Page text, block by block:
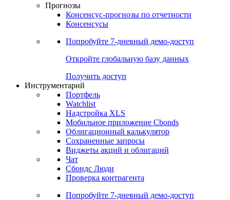
Прогнозы
Консенсус-прогнозы по отчетности
Консенсусы
Попробуйте 7-дневный демо-доступ
Откройте глобальную базу данных
Получить доступ
Инструментарий
Портфель
Watchlist
Надстройка XLS
Мобильное приложение Cbonds
Облигационный калькулятор
Сохраненные запросы
Виджеты акций и облигаций
Чат
Сбондс Люди
Проверка контрагента
Попробуйте 7-дневный демо-доступ